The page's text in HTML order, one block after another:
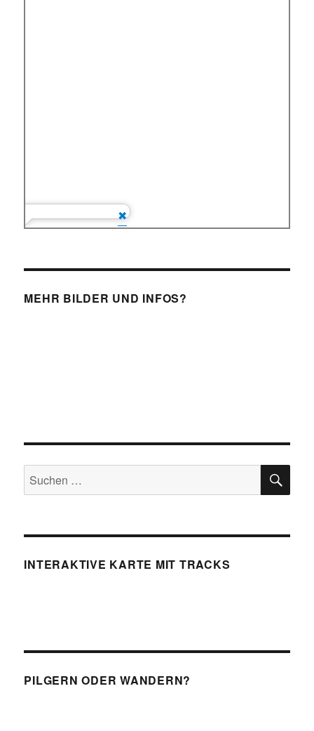
MEHR BILDER UND INFOS?
Suchen
nach:
INTERAKTIVE KARTE MIT TRACKS
PILGERN ODER WANDERN?